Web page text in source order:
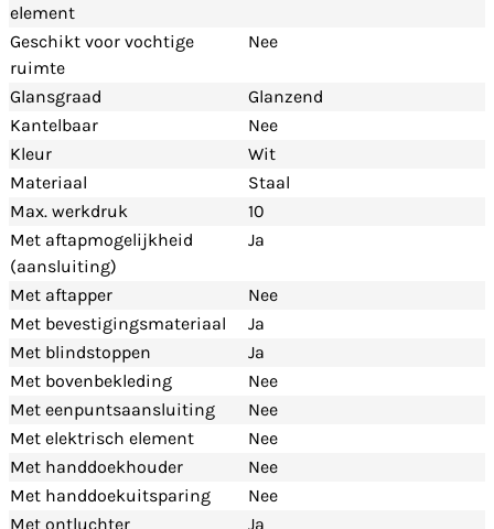
element
Geschikt voor vochtige
ruimte
Nee
Glansgraad
Glanzend
Kantelbaar
Nee
Kleur
Wit
Materiaal
Staal
Max. werkdruk
10
Met aftapmogelijkheid
(aansluiting)
Ja
Met aftapper
Nee
Met bevestigingsmateriaal
Ja
Met blindstoppen
Ja
Met bovenbekleding
Nee
Met eenpuntsaansluiting
Nee
Met elektrisch element
Nee
Met handdoekhouder
Nee
Met handdoekuitsparing
Nee
Met ontluchter
Ja